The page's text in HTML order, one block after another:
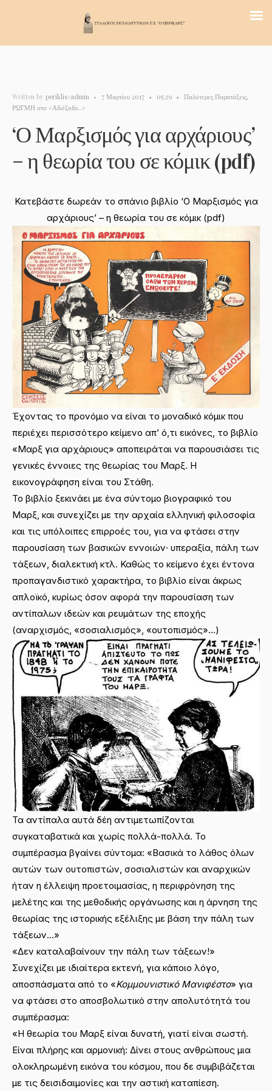
Written by periklis-admin • 7 Μαρτίου 2017 • 05:29 • Παλότερες Παρατάξεις,
ΡΩΓΜΗ στο «Αδιέξοδο..»
‘Ο Μαρξισμός για αρχάριους’
– η θεωρία του σε κόμικ (pdf)
Κατεβάστε δωρεάν το σπάνιο βιβλίο ‘Ο Μαρξισμός για
αρχάριους’ – η θεωρία του σε κόμικ (pdf)
Έχοντας το προνόμιο να είναι το μοναδικό κόμικ που
περιέχει περισσότερο κείμενο απ’ ό,τι εικόνες, το βιβλίο
«Μαρξ για αρχάριους» αποπειράται να παρουσιάσει τις
γενικές έννοιες της θεωρίας του Μαρξ. Η
εικονογράφηση είναι του Στάθη.
Το βιβλίο ξεκινάει με ένα σύντομο βιογραφικό του
Μαρξ, και συνεχίζει με την αρχαία ελληνική φιλοσοφία
και τις υπόλοιπες επιρροές του, για να φτάσει στην
παρουσίαση των βασικών εννοιών· υπεραξία, πάλη των
τάξεων, διαλεκτική κτλ. Καθώς το κείμενο έχει έντονα
προπαγανδιστικό χαρακτήρα, το βιβλίο είναι άκρως
απλοϊκό, κυρίως όσον αφορά την παρουσίαση των
αντίπαλων ιδεών και ρευμάτων της εποχής
(αναρχισμός, «σοσιαλισμός», «ουτοπισμός»…)
Τα αντίπαλα αυτά δέη αντιμετωπίζονται
συγκαταβατικά και χωρίς πολλά-πολλά. Το
συμπέρασμα βγαίνει σύντομα: «Βασικά το λάθος όλων
αυτών των ουτοπιστών, σοσιαλιστών και αναρχικών
ήταν η έλλειψη προετοιμασίας, η περιφρόνηση της
μελέτης και της μεθοδικής οργάνωσης και η άρνηση της
θεωρίας της ιστορικής εξέλιξης με βάση την πάλη των
τάξεων…»
«Δεν καταλαβαίνουν την πάλη των τάξεων!»
Συνεχίζει με ιδιαίτερα εκτενή, για κάποιο λόγο,
αποσπάσματα από το «Κομμουνιστικό Μανιφέστο» για
να φτάσει στο αποσβολωτικό στην απολυτότητά του
συμπέρασμα:
«Η θεωρία του Μαρξ είναι δυνατή, γιατί είναι σωστή.
Είναι πλήρης και αρμονική: Δίνει στους ανθρώπους μια
ολοκληρωμένη εικόνα του κόσμου, που δε συμβιβάζεται
με τις δεισιδαιμονίες και την αστική καταπίεση.